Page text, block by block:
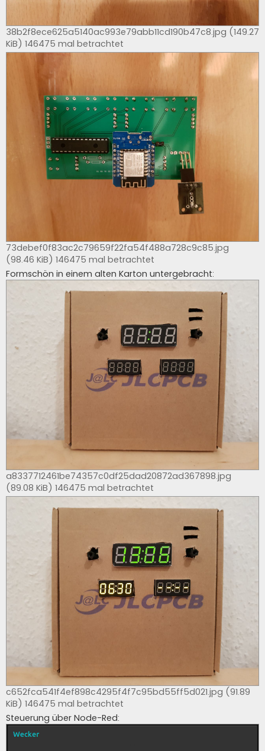
38b2f8ece625a5140ac993e79abb11cd190b47c8.jpg (149.27
KiB) 146475 mal betrachtet
73debef0f83ac2c79659f22fa54f488a728c9c85.jpg
(98.46 KiB) 146475 mal betrachtet
Formschön in einem alten Karton untergebracht:
a8337712461be74357c0df25dad20872ad367898.jpg
(89.08 KiB) 146475 mal betrachtet
c652fca541f4ef898c4295f4f7c95bd55ff5d021.jpg (91.89
KiB) 146475 mal betrachtet
Steuerung über Node-Red: